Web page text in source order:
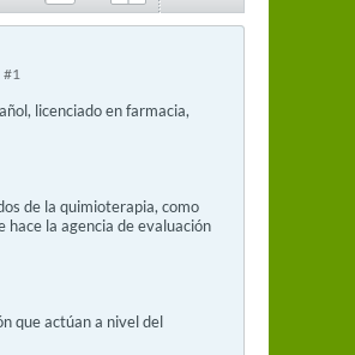
#1
licenciado en farmacia,
de la quimioterapia, como
la agencia de evaluación
que actúan a nivel del